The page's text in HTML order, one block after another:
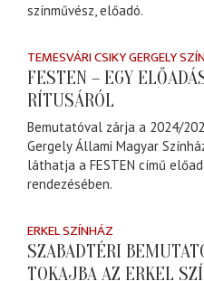
színművész, előadó.
TEMESVÁRI CSIKY GERGELY
FESTEN – EGY
RÍTUSÁRÓL
Bemutatóval zárja a 2024/
Gergely Állami Magyar
láthatja a FESTEN című
rendezésében.
ERKEL SZÍNHÁZ
SZABADTÉRI
TOKAJBA AZ ERKEL